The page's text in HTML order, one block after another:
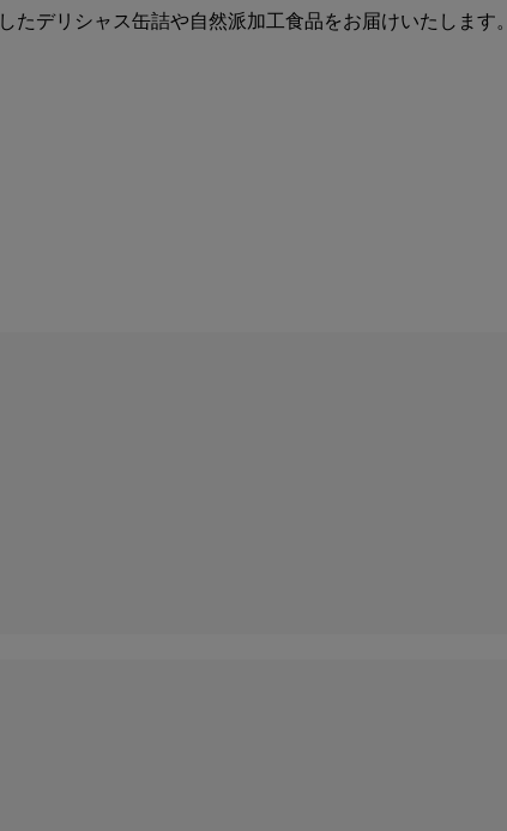
デリシャス缶詰や自然派加工食品をお届けいたします。